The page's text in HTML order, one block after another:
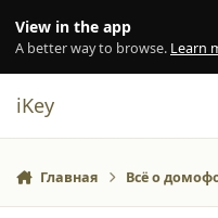
View in the app
A better way to browse. Learn
iKey
Главная Всё о